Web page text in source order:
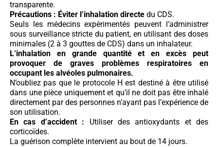
transparente.
Précautions : Éviter l’inhalation directe du CDS.
Seuls les médecins expérimentés peuvent l’administrer
sous surveillance stricte du patient, en utilisant des doses
minimales (2 à 3 gouttes de CDS) dans un inhalateur.
L’inhalation en grande quantité et en excès peut
provoquer de graves problèmes respiratoires en
occupant les alvéoles pulmonaires.
N’oubliez pas que le protocole H est destiné à être utilisé
dans une pièce uniquement et qu’il ne doit pas être inhalé
directement par des personnes n’ayant pas l’expérience de
son utilisation.
En cas d’accident : Utiliser des antioxydants et des
corticoïdes.
La guérison complète intervient au bout de 14 jours.